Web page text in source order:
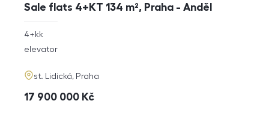
Sale flats 4+KT 134 m², Praha - Anděl
rozměry
4+kk
funkce
elevator
adresa
st. Lidická, Praha
cena
17 900 000 Kč